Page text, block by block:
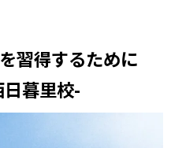
習得するために
日暮里校-